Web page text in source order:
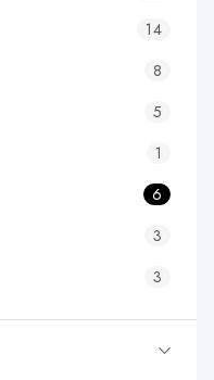
14
8
5
1
6
3
3